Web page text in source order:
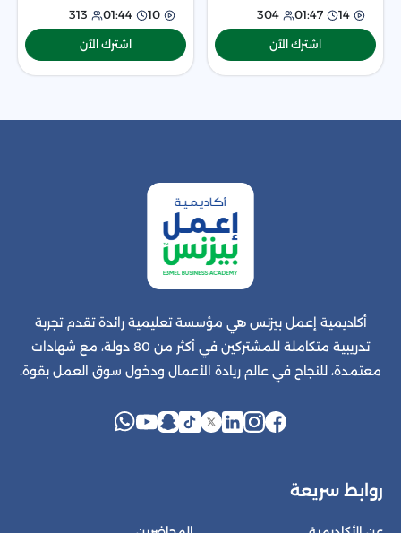
14
01:47
304
اشترك الآن
10
01:44
313
اشترك الآن
أكاديمية إعمل بيزنس هي مؤسسة تعليمية رائدة تقدم تجربة
تدريبية متكاملة للمشتركين في أكثر من 80 دولة، مع شهادات
معتمدة، للنجاح في عالم ريادة الأعمال ودخول سوق العمل بقوة.
روابط سريعة